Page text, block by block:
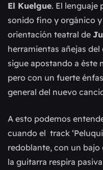
El Kuelgue. El lenguaje
sonido fino y orgánico
orientación teatral de
herramientas añejas
sigue apostando a éste
pero con un fuerte
general del nuevo
A esto podemos
cuando el track
redoblante, con un
la guitarra respira